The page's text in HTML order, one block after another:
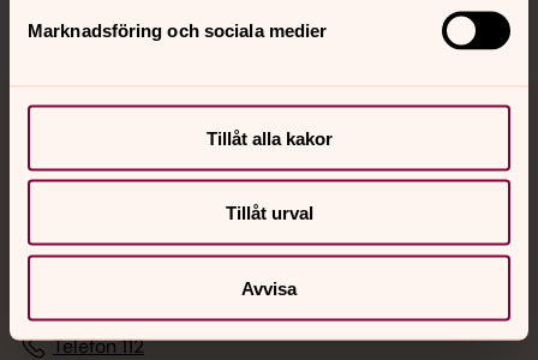
Marknadsföring och sociala medier
Tillåt alla kakor
Tillåt urval
Avvisa
Jourhavande präst
Akut samtals- och krisstöd. Prata eller chatta anonymt
med en präst på kvällar och nätter.
Digitalt brev
Telefon 112